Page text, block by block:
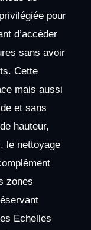
pour
d’accéder
sans avoir
Cette
mais aussi
et sans
hauteur,
le nettoyage
zones
Echelles